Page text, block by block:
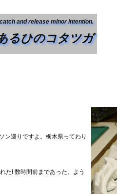
and release minor intention.
るひのコタツガ
ン巡りですよ。栃木県ってわり
た! 数時間前まであった、よう